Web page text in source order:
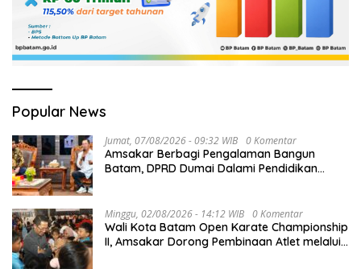
Popular News
Jumat, 07/08/2026 - 09:32 WIB 0 Komentar
Amsakar Berbagi Pengalaman Bangun
Batam, DPRD Dumai Dalami Pendidikan
Minggu, 02/08/2026 - 14:12 WIB 0 Komentar
Wali Kota Batam Open Karate Championship
II, Amsakar Dorong Pembinaan Atlet melalui